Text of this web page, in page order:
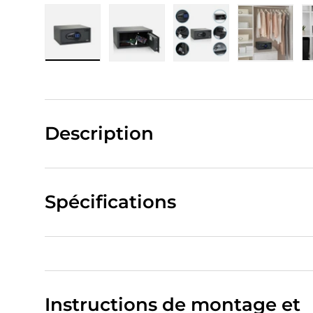
Description
Spécifications
Instructions de montage et